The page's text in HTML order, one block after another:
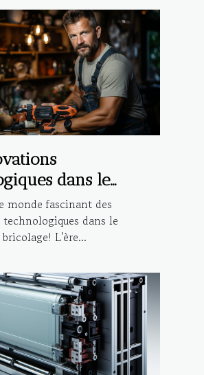
dans le
du bricolage
monde fascinant des
dans le
L'ère...